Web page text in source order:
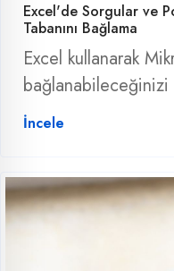
Excel'de Sorgular ve
Tabanını Bağlama
Excel kullanarak
İncele